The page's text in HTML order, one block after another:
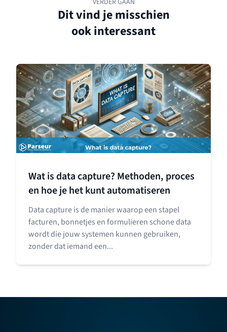
Dit vind je misschien
ook interessant
Wat is data capture? Methoden, proces
en hoe je het kunt automatiseren
Data capture is de manier waarop een stapel
facturen, bonnetjes en formulieren schone data
wordt die jouw systemen kunnen gebruiken,
zonder dat iemand een...